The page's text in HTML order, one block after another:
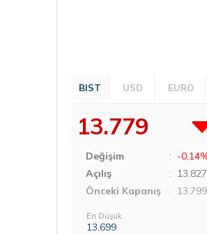
BIST USD EURO
13.779
Değişim : -
Açılış
: 13.827
Önceki Kapanış
: 13.799
En Düşük
13.699